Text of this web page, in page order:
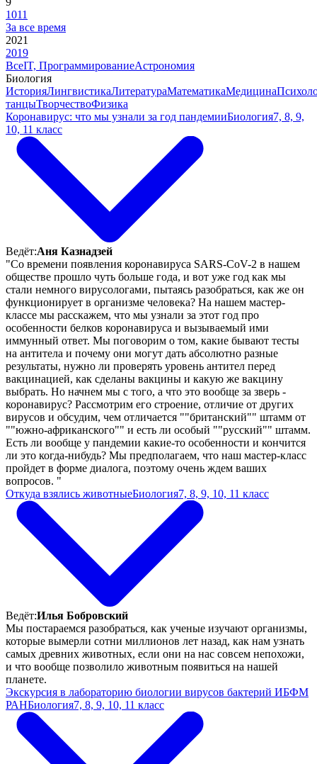
1011
За все время
2021
2019
ВсеIT, ПрограммированиеАстрономия
Биология
ИсторияЛингвистикаЛитератураМатематикаМедицина
танцыТворчествоФизика
Коронавирус: что мы узнали за год пандемииБиология7, 8, 9,
10, 11 класс
Ведёт:Аня Казнадзей
"Со времени появления коронавируса SARS-CoV-2 в нашем
обществе прошло чуть больше года, и вот уже год как мы
стали немного вирусологами, пытаясь разобраться, как же он
функционирует в организме человека? На нашем мастер-
классе мы расскажем, что мы узнали за этот год про
особенности белков коронавируса и вызываемый ими
иммунный ответ. Мы поговорим о том, какие бывают тесты
на антитела и почему они могут дать абсолютно разные
результаты, нужно ли проверять уровень антител перед
вакцинацией, как сделаны вакцины и какую же вакцину
выбрать. Но начнем мы с того, а что это вообще за зверь -
коронавирус? Рассмотрим его строение, отличие от других
вирусов и обсудим, чем отличается ""британский"" штамм от
""южно-африканского"" и есть ли особый ""русский"" штамм.
Есть ли вообще у пандемии какие-то особенности и кончится
ли это когда-нибудь? Мы предполагаем, что наш мастер-класс
пройдет в форме диалога, поэтому очень ждем ваших
вопросов. "
Откуда взялись животныеБиология7, 8, 9, 10, 11 класс
Ведёт:Илья Бобровский
Мы постараемся разобраться, как ученые изучают организмы,
которые вымерли сотни миллионов лет назад, как нам узнать
самых древних животных, если они на нас совсем непохожи,
и что вообще позволило животным появиться на нашей
планете.
Экскурсия в лабораторию биологии вирусов бактерий ИБФМ
РАНБиология7, 8, 9, 10, 11 класс